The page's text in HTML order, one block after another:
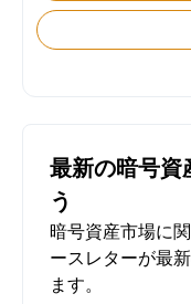
最新の暗号資
う
暗号資産市場に
ースレターが最
ます。